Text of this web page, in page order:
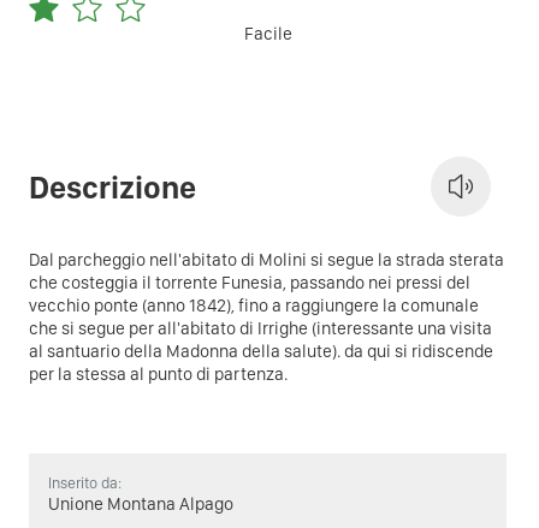
Facile
Descrizione
Dal parcheggio nell'abitato di Molini si segue la strada sterata
che costeggia il torrente Funesia, passando nei pressi del
vecchio ponte (anno 1842), fino a raggiungere la comunale
che si segue per all'abitato di Irrighe (interessante una visita
al santuario della Madonna della salute). da qui si ridiscende
per la stessa al punto di partenza.
Inserito da:
Unione Montana Alpago